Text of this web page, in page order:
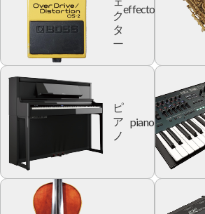
ク
タ
ー
effector
ピ
ア
ノ
piano